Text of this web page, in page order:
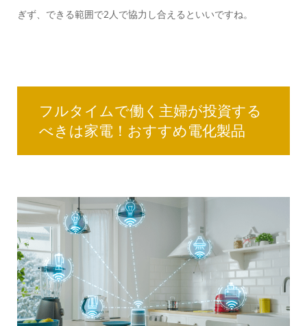
ぎず、できる範囲で2人で協力し合えるといいですね。
フルタイムで働く主婦が投資する
べきは家電！おすすめ電化製品